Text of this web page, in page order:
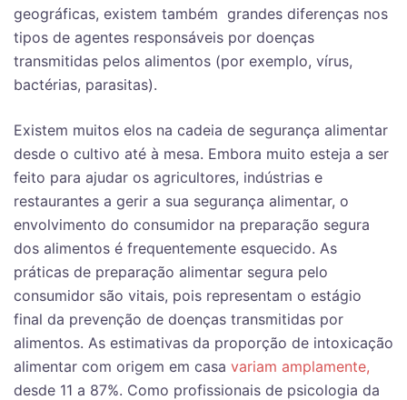
geográficas, existem também grandes diferenças nos
tipos de agentes responsáveis ​​por doenças
transmitidas pelos alimentos (por exemplo, vírus,
bactérias, parasitas).
Existem muitos elos na cadeia de segurança alimentar
desde o cultivo até à mesa. Embora muito esteja a ser
feito para ajudar os agricultores, indústrias e
restaurantes a gerir a sua segurança alimentar, o
envolvimento do consumidor na preparação segura
dos alimentos é frequentemente esquecido. As
práticas de preparação alimentar segura pelo
consumidor são vitais, pois representam o estágio
final da prevenção de doenças transmitidas por
alimentos. As estimativas da proporção de intoxicação
alimentar com origem em casa variam amplamente,
desde 11 a 87%. Como profissionais de psicologia da